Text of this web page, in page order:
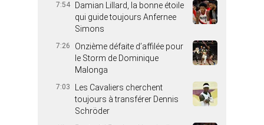
7:54
Damian Lillard, la bonne étoile
qui guide toujours Anfernee
Simons
7:26
Onzième défaite d’affilée pour
le Storm de Dominique
Malonga
7:03
Les Cavaliers cherchent
toujours à transférer Dennis
Schröder